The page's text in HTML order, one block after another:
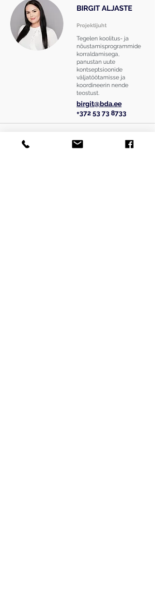
BIRGIT ALJASTE
Projektijuht
Tegelen koolitus- ja
nõustamisprogrammide
korraldamisega,
panustan uute
kontseptsioonide
väljatöötamisse ja
koordineerin nende
teostust.
birgit@bda.ee
+372 53 73 8733
KERTU LILLEORG